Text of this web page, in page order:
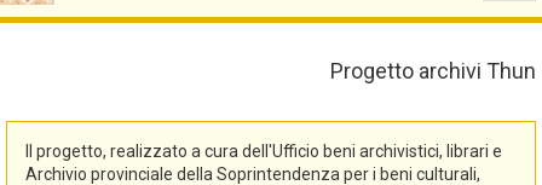
Progetto archivi Thun
Il progetto, realizzato a cura dell'Ufficio beni archivistici, librari e
Archivio provinciale della Soprintendenza per i beni culturali,